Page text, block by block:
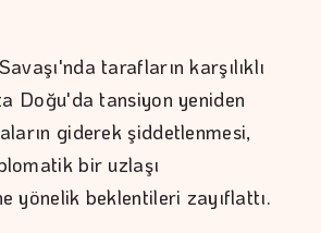
tarafların karşılıklı
Doğu'da tansiyon yeniden
giderek şiddetlenmesi,
bir uzlaşı
yönelik beklentileri zayıflattı.